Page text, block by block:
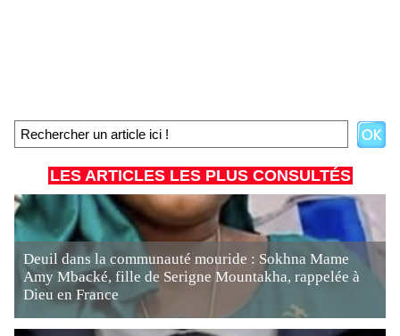
LES ARTICLES LES PLUS CONSULTÉS
Deuil dans la communauté mouride : Sokhna Mame
Amy Mbacké, fille de Serigne Mountakha, rappelée à
Dieu en France